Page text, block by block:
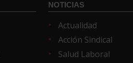
NOTICIAS
Actualidad
Acción Sindical
Salud Laboral